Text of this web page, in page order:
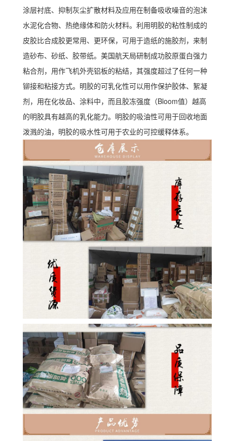
涂层衬底、抑制灰尘扩散材料及应用在制备吸收噪音的泡沫
水泥化合物、热绝缘体和防火材料。利用明胶的粘性制成的
皮胶比合成胶更常用、更环保，可用于造纸的施胶剂，来制
造砂布、砂纸、胶带纸。美国航天局研制成功胶原蛋白强力
粘合剂，用作飞机外壳铝板的粘结，其强度超过了任何一种
铆接和粘接方式。明胶的可乳化性可以用作保护胶体、絮凝
剂，用在化妆品、涂料中，而且胶冻强度（Bloom值）越高
的明胶具有越高的乳化能力。明胶的吸油性可用于回收地面
泼溅的油，明胶的吸水性可用于农业的可控缓释体系。